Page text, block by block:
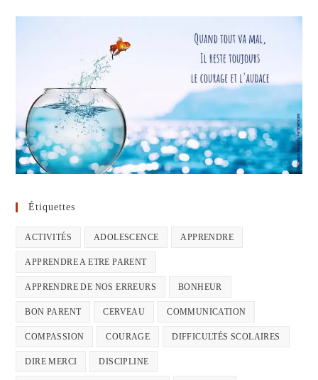
Étiquettes
ACTIVITÉS ADOLESCENCE APPRENDRE
APPRENDRE A ETRE PARENT
APPRENDRE DE NOS ERREURS BONHEUR
BON PARENT CERVEAU COMMUNICATION
COMPASSION COURAGE DIFFICULTÉS SCOLAIRES
DIRE MERCI DISCIPLINE